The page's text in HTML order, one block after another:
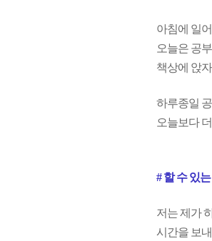
아침에 일
오늘은 공
책상에 앉
하루종일
오늘보다
# 할 수 있
저는 제가
시간을 보